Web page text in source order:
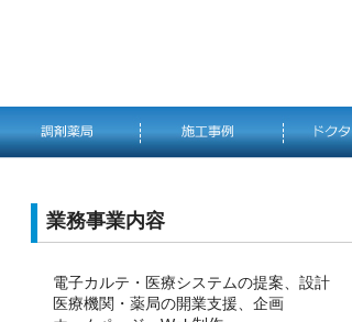
業務事業内容
電子カルテ・医療システムの提案、設計
医療機関・薬局の開業支援、企画